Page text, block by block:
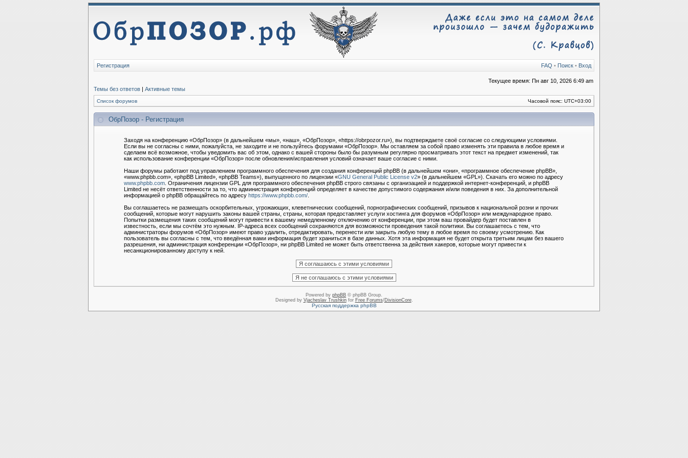
FAQ • Поиск • Вход
Регистрация
Текущее время: Пн авг 10, 2026 6:49 am
Темы без ответов | Активные темы
Список форумов Часовой пояс: UTC+03:00
ОбрПозор - Регистрация
Заходя на конференцию «ОбрПозор» (в дальнейшем «мы», «наш», «ОбрПозор», «https://obrpozor.ru»), вы подтверждаете своё согласие со следующими условиями.
Если вы не согласны с ними, пожалуйста, не заходите и не пользуйтесь форумами «ОбрПозор». Мы оставляем за собой право изменять эти правила в любое время и
сделаем всё возможное, чтобы уведомить вас об этом, однако с вашей стороны было бы разумным регулярно просматривать этот текст на предмет изменений, так
как использование конференции «ОбрПозор» после обновления/исправления условий означает ваше согласие с ними.
Наши форумы работают под управлением программного обеспечения для создания конференций phpBB (в дальнейшем «они», «программное обеспечение phpBB»,
«www.phpbb.com», «phpBB Limited», «phpBB Teams»), выпущенного по лицензии «GNU General Public License v2» (в дальнейшем «GPL»). Скачать его можно по адресу
www.phpbb.com. Ограничения лицензии GPL для программного обеспечения phpBB строго связаны с организацией и поддержкой интернет-конференций, и phpBB
Limited не несёт ответственности за то, что администрация конференций определяет в качестве допустимого содержания и/или поведения в них. За дополнительной
информацией о phpBB обращайтесь по адресу https://www.phpbb.com/.
Вы соглашаетесь не размещать оскорбительных, угрожающих, клеветнических сообщений, порнографических сообщений, призывов к национальной розни и прочих
сообщений, которые могут нарушить законы вашей страны, страны, которая предоставляет услуги хостинга для форумов «ОбрПозор» или международное право.
Попытки размещения таких сообщений могут привести к вашему немедленному отключению от конференции, при этом ваш провайдер будет поставлен в
известность, если мы сочтём это нужным. IP-адреса всех сообщений сохраняются для возможности проведения такой политики. Вы соглашаетесь с тем, что
администраторы форумов «ОбрПозор» имеют право удалить, отредактировать, перенести или закрыть любую тему в любое время по своему усмотрению. Как
пользователь вы согласны с тем, что введённая вами информация будет храниться в базе данных. Хотя эта информация не будет открыта третьим лицам без вашего
разрешения, ни администрация конференции «ОбрПозор», ни phpBB Limited не может быть ответственна за действия хакеров, которые могут привести к
несанкционированному доступу к ней.
Powered by phpBB © phpBB Group.
Designed by Vjacheslav Trushkinfor Free Forums/DivisionCore.
Русская поддержка phpBB